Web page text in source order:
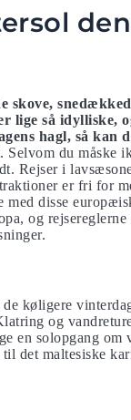
skove,
lige så idylliske,
hagl, så kan
du måske
Rejser i
er fri for
disse
og
køligere
og
en solopgang
det maltesiske